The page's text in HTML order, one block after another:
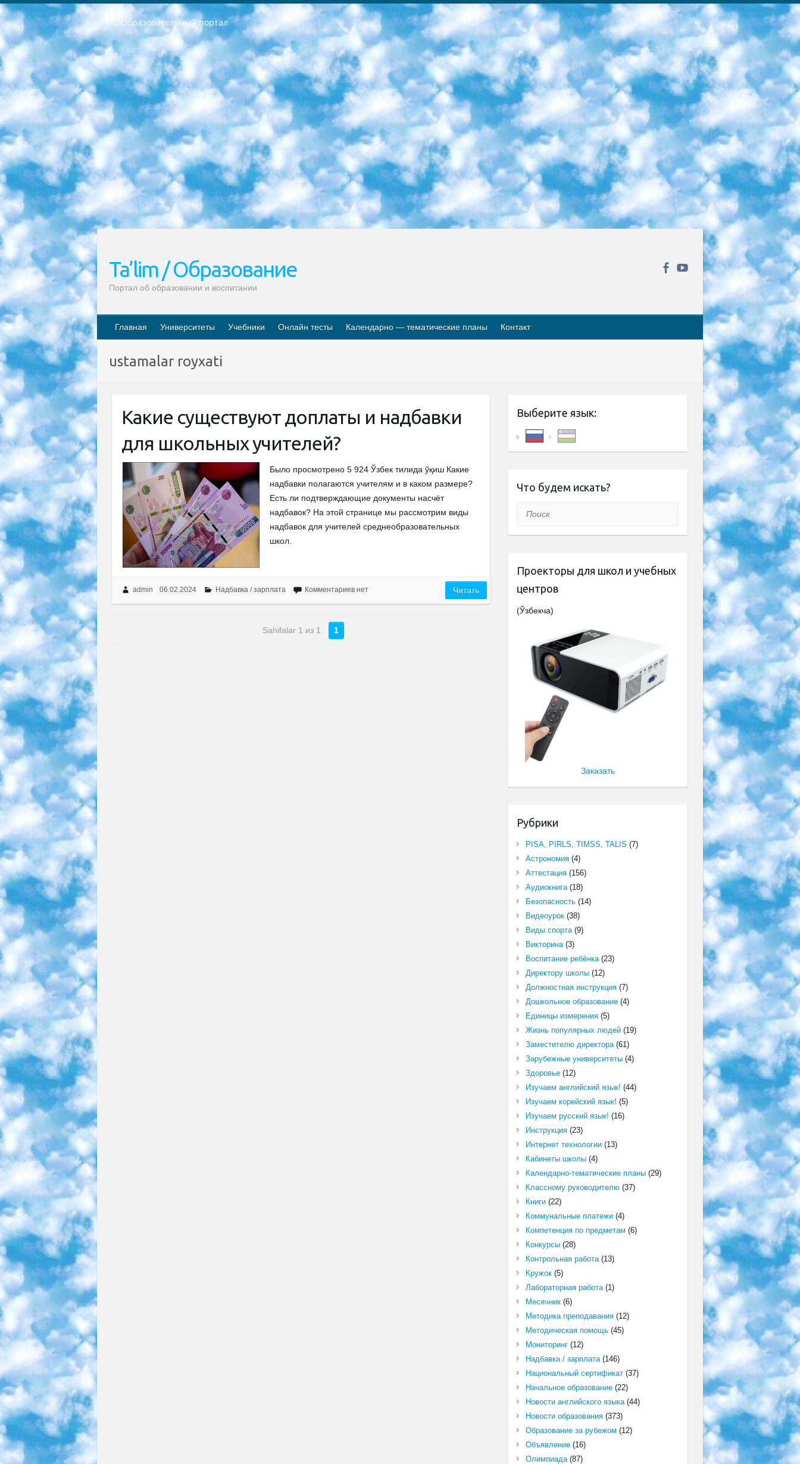
Образовательный портал
РЕСПУБЛИКА УЗБЕКИСТАН МИНИСТРЕРСТВО ДОШКОЛЬНОГО И ШКОЛЬНОГО ОБРАЗОВАНИЯ КОМАНДА в общеобразовательных учреждениях в 2023-2024 учебном году организация и проведение итоговой государственной аттестации обучающихся о Министра дошкольного и школьного образования Республики Узбекистан от 4 марта 2008 года (постановлением Минюста от 20 марта 2008 года № 1778 государственной регистрации) «Итоговое состояние учащихся общего среднего образования на основании положения об утверждении положения об аттестации общего среднего образования выпускной экзамен студентов в образовательных учреждениях в 2023-2024 учебном году В целях организации и прохождения аттестации приказываю: 1. Следующее: перечень предметов, по которым будет проводиться итоговая государственная аттестация и экзамен формы перевода согласно приложению 1; сертификаты международного образца, оценивающие уровень владения иностранными языками перечень согласно приложению 2; 2. Педагогический при специализированных образовательных учреждениях. научно-практический центр квалификации и международной оценки (Д.Давидова) 2024 г. До 25 марта: задания по предметам, по которым будет проводиться итоговая аттестация разработка и утверждение технических условий; итоговая аттестация на основании разработанного предметного задания разработка вопросов по предметам (устно и письменно), экзамен передача; общеобразовательные средние школы и специальные учебные заведения учащиеся выпускных классов школ и интернатов в агентской системе подготовка базы данных экзаменационных материалов и критериев оценки; перевод базы экзаменационных материалов на все языки обучения подать в Республиканский образовательный центр для изготовления; варианты экзаменов на основе разработанных контрольных материалов пусть будут поставлены задачи формирования. 3. Республиканский образовательный центр (Ш.Худайкулов) до 5 апреля 2024 года. до: база данных предоставленных экзаменационных материалов на все языки обучения перевод и экспертиза; для слепых, слабовидящих, глухих, слабослышащих и умственно отсталых детей учащиеся выпускных классов специализированных школ и школ-интернатов база данных экзаменационных материалов на всех преподаваемых языках подготовка критериев оценки; специализированные школы для умственно отсталых детей и технологии для учащихся выпускных классов школ-интернатов разработка соответствующих рекомендаций и критериев проведения ЕГЭ по естествознанию давать задания. 4. Педагогический при специализированных образовательных учреждениях. Научно-практический центр навыков и международной оценки (Д.Давидова), Республика образовательный центр (Худайкулов Ш.) итоговый государственный аттестационный экзамен ориентирован на творческое и логическое мышление при подготовке базы материалов учитывать введение заданий. 5. Следует отметить, что: сертификат государственного образца о знании общеобразовательного предмета и как минимум национальный уровень B1 по предметам на иностранных языках, указанным в Приложении 2. или международно признанный сертификат эквивалентного уровня студенты, изучающие определенный предмет, освобождаются от экзамена; по соответствующим предметам запланирована итоговая государственная аттестация за день до дня, путем жеребьевки Рабочей группой (в письменной форме по предметам, проводимым в форме) из числа сформированных вариантов выбрано 2 варианта; 2 выбранных варианта экзамена анонсированы на официальном сайте министерства и все выпускники по всей стране на основе этих вариантов проводит итоговую государственную аттестацию. 6. Государственное образование учащихся средних общеобразовательных учреждений. знания в соответствии с квалификационными требованиями, которые необходимо приобрести на основании стандартов итоговый (выпускной) контроль для 9 и 11 классов в целях тестирования Экзамены (далее – экзамены) состоят из предметов, перечисленных в приложении 1. будет сделано. 7. Экзамены пройдут с 26 мая по 15 июня 2024 г. (кроме науки физического воспитания). 8. Физическая для учащихся 9 классов общесредних образовательных учреждений. Экзамены по предмету «Образование, квалификация медицина» 1-6 мая 2024 года. сотрудники перевести под присмотр (с отклонениями в физическом или умственном развитии) специализированная школа для детей, школы-интернаты и со сколиозом школы-интернаты санаторного типа для больных детей исключены). 9. Он был слепым, слабовидящим и имел нарушения опорно-двигательного аппарата. экзамены в специализированных школах и интернатах для детей должны проводиться исходя из требований, предъявляемых к общеобразовательным учреждениям (физкультура кроме науки). 10. Специализированная школа для глухих и слабослышащих детей. и экзамены в интернатах и быть реализован в виде письменного теста по математике. 11. Специальность для умственно отсталых детей. Для 9 класса Родной язык и литературное письмо Государственный язык (язык обучения – узбекский). для неклассов) написано Математическое письмо Письменная/устная история Узбекистана Физическое воспитание практично Итоговый контроль Для 11 класса Написание родного языка и литературы (эссе) Математическое письмо Узбекский язык (обучение на узбекском языке) не посещающее общее среднее образование для учреждений)/Образовательное учреждение выбор письменный и устный Иностранный язык письменный/устный Письменная/устная история Узбекистана *По выбору студента:  Химия  Физика  Основы государственного права  География 10 бесплатных образовательных ресурсов - Мы составили подборку онлайн-проектов с интерактивными упражнениями, видеолекциями и статьями. Они помогут вам обрести новые и освежить старые знания бесплатно. 1. «ИНТУИТ» Старейшая образовательная площадка Рунета. Здесь вы найдёте сотни текстовых и видеокурсов на десятки различных тем — от программирования до психологии. Многие курсы подготовлены российскими университетами и крупными международными компаниями вроде Intel и Microsoft. Самостоятельное обучение бесплатное, но желающие могут оплатить услуги персональных наставников. 2. «Смартия» знакомит с актуальными профессиями и подсказывает, как им обучаться. Выбрав заинтересовавшую вас специальность — SMM-специалист, фотограф, веб-дизайнер или другую, — увидите список необходимых для неё умений. Чтобы вы могли освоить их самостоятельно, для каждого умения площадка отображает подборку ссылок на учебные материалы. Хотя «Смартия» ориентируется на русскоязычную аудиторию, часть контента всё же доступна только на английском. 3. «Лекторий Физтеха» Проект Московского физико-технического института (Физтеха). С его помощью вы можете смотреть онлайн серии лекций, записанные на видео в этом вузе. В числе доступных предметов — физика, биология, химия, информационные технологии и другие. К некоторым лекциям администрация ресурса прилагает готовые конспекты, которые можно скачивать в PDF-формате. 4. ITMOcourses Онлайн-площадка Санкт-Петербургского национального исследовательского университета информационных технологий, механики и оптики (ИТМО). Ресурс предоставляет свободный доступ к курсам, разработанным в этом вузе. Каталог материалов разбит на четыре категории: «Оптические системы и технологии», «Приборостроение и робототехника», «Информационные технологии» и «Биотехнологии». Курсы состоят из видеолекций, интерактивных демонстраций и заданий. 5. «КиберЛенинка» Электронная научная библиотека открытого доступа. Каталог площадки регулярно обрастает текстами статей из различных научных изданий. Сгруппированные по журналам и рубрикам публикации можно читать онлайн или скачивать целиком в PDF-формате. Проект нацелен на популяризацию науки за счёт открытого доступа к качественной информации. 6. «ПостНаука» На этом ресурсе публикуют подборки видеолекций, составленные экспертами из разных отраслей и объединённые общими темами. Среди них, к примеру, есть серии «Биоинформатика и геномика», «Культура средневековой Скандинавии» и Cinema Studies о теории кино. Каждая подборка лекций — логически связанная история, рассказанная экспертом от первого лица. Кроме того, на сайте появляются научно-образовательные статьи и тесты на разные темы. 7. «Newочём» Команда проекта «Newочём» отбирает самые интересные тексты из англоязычных СМИ и переводит те из них, за которые голосуют участники сообщества «ВКонтакте». По большей части это научно-популярные статьи. Редакторы придумывают лишь заголовки, в остальном содержание переводов соответствует оригиналам. Полные тексты можно читать прямо в социальной сети. 8. InternetUrok Онлайн-база материалов по основным дисциплинам школьной программы. Информация на сайте структурирована по классам, предметам и темам (урокам). Каждый урок состоит из видеолекций и конспектов. Есть также интерактивные тренажёры и тесты для закрепления пройденного материала. Даже если вы давно окончили школу, возможность повторить программу старших классов всегда может пригодиться. 9. Edutainme Ещё один ресурс об образовании. В отличие от Newtonew, как мне кажется, Edutainme больше ориентируется на представителей индустрии: педагогов, предпринимателей, разработчиков образовательных проектов. Но и любой, кто просто стремится к саморазвитию, найдёт на сайте много полезного и интересного для себя. Например, информацию о новых курсах и образовательных сервисах. 10. Newtonew Онлайн-медиа об образовании и обучении в широком смысле. Авторы Newtonew пишут об инструментах, заведениях, тактиках и стратегиях, которые помогают учить других и получать новые знания самостоятельно. На этой площадке вы найдёте новости, обзоры, аналитические мат
Ta’lim / Образование
Портал об образовании и воспитании
Главная Университеты Учебники Онлайн тесты Календарно — тематические планы Контакт
ustamalar royxati
Какие существуют доплаты и надбавки
для школьных учителей?
Было просмотрено 5 924 Ўзбек тилида ўқиш Какие
надбавки полагаются учителям и в каком размере?
Есть ли подтверждающие документы насчёт
надбавок? На этой странице мы рассмотрим виды
надбавок для учителей среднеобразовательных
школ.
admin 06.02.2024 Надбавка / зарплата Комментариев нет Читать
Sahifalar 1 из 1 1
Выберите язык:
Что будем искать?
Поиск
Проекторы для школ и учебных
центров
(Ўзбекча)
Заказать
Рубрики
PISA, PIRLS, TIMSS, TALIS (7)
Астрономия(4)
Аттестация(156)
Аудиокнига(18)
Безопасность(14)
Видеоурок(38)
Виды спорта(9)
Викторина(3)
Воспитание ребёнка(23)
Директору школы(12)
Должностная инструкция(7)
Дошкольное образование(4)
Единицы измерения(5)
Жизнь популярных людей(19)
Заместителю директора(61)
Зарубежные университеты(4)
Здоровье(12)
Изучаем английский язык! (44)
Изучаем корейский язык! (5)
Изучаем русский язык! (16)
Инструкция(23)
Интернет технологии(13)
Кабинеты школы(4)
Календарно-тематические планы(29)
Классному руководителю(37)
Книги(22)
Коммунальные платежи(4)
Компетенция по предметам (6)
Конкурсы(28)
Контрольная работа(13)
Кружок(5)
Лабораторная работа(1)
Месячник(6)
Методика преподавания(12)
Методическая помощь(45)
Мониторинг(12)
Надбавка / зарплата(146)
Национальный сертификат(37)
Начальное образование(22)
Новости английского языка(44)
Новости образования(373)
Образование за рубежом (12)
Объявление(16)
Олимпиада(87)